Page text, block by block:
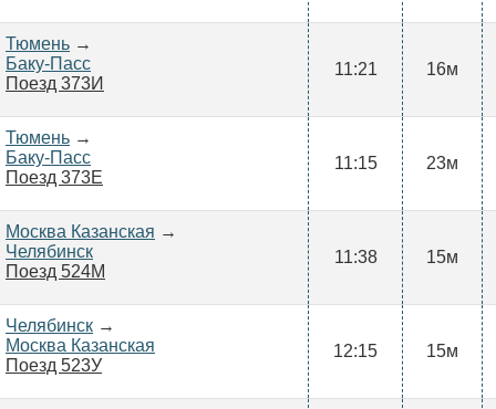
Тюмень →
Баку-Пасс
Поезд 373И
11:21 16м
Тюмень →
Баку-Пасс
Поезд 373Е
11:15 23м
Москва Казанская →
Челябинск
Поезд 524М
11:38 15м
Челябинск →
Москва Казанская
Поезд 523У
12:15 15м